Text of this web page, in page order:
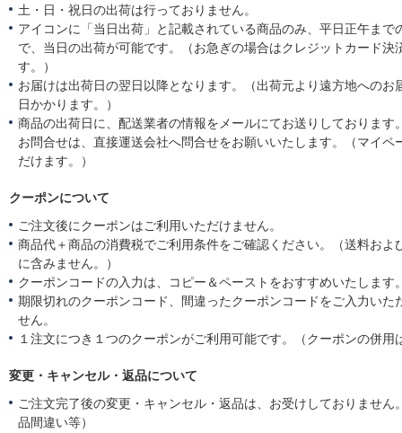
土・日・祝日の出荷は行っておりません。
アイコンに「当日出荷」と記載されている商品のみ、平日正午まで
で、当日の出荷が可能です。（お急ぎの場合はクレジットカード決
す。）
お届けは出荷日の翌日以降となります。（出荷元より遠方地へのお
日かかります。）
商品の出荷日に、配送業者の情報をメールにてお送りしております
お問合せは、直接運送会社へ問合せをお願いいたします。（マイペ
だけます。）
クーポンについて
ご注文後にクーポンはご利用いただけません。
商品代＋商品の消費税でご利用条件をご確認ください。（送料およ
に含みません。）
クーポンコードの入力は、コピー＆ペーストをおすすめいたします
期限切れのクーポンコード、間違ったクーポンコードをご入力いた
せん。
１注文につき１つのクーポンがご利用可能です。（クーポンの併用
変更・キャンセル・返品について
ご注文完了後の変更・キャンセル・返品は、お受けしておりません
品間違い等）